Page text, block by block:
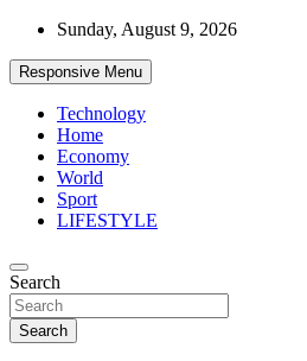
Skip
content
Sunday, August 9, 2026
Responsive Menu
Technology
Home
Economy
World
Sport
LIFESTYLE
d7-news.com
News
Search
Search